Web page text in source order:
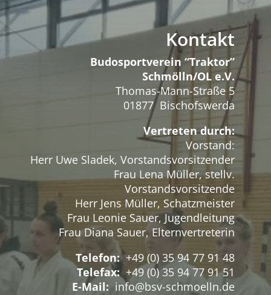
Kontakt
Budosportverein “Traktor”
Schmölln/OL e.V.
Thomas-Mann-Straße 5
01877 Bischofswerda
Vertreten durch:
Vorstand:
Herr Uwe Sladek, Vorstandsvorsitzender
Frau Lena Müller, stellv.
Vorstandsvorsitzende
Herr Jens Müller, Schatzmeister
Frau Leonie Sauer, Jugendleitung
Frau Diana Sauer, Elternvertreterin
Telefon:+49 (0) 35 94 77 91 48
Telefax: +49 (0) 35 94 77 91 51
E-Mail: info@bsv-schmoelln.de